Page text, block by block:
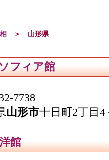
＞ 山形県
フィア館
7738
山形市十日町2丁目4
館